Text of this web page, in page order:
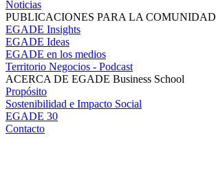
Noticias
PUBLICACIONES PARA LA COMUNIDAD
EGADE Insights
EGADE Ideas
EGADE en los medios
Territorio Negocios - Podcast
ACERCA DE EGADE Business School
Propósito
Sostenibilidad e Impacto Social
EGADE 30
Contacto